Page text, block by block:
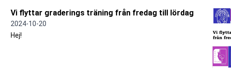
Vi flyttar graderings träning från fredag till lördag
2024-10-20
Hej!